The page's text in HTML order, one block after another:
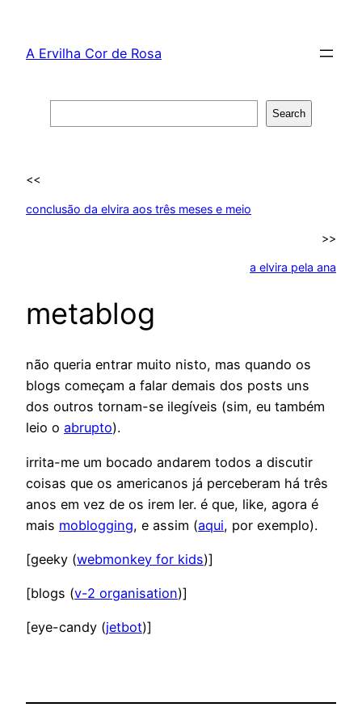
content
A Ervilha Cor de Rosa
Search
<<
conclusão da elvira aos três meses e meio
>>
a elvira pela ana
metablog
não queria entrar muito nisto, mas quando os
blogs começam a falar demais dos posts uns
dos outros tornam-se ilegíveis (sim, eu também
leio o abrupto).
irrita-me um bocado andarem todos a discutir
coisas que os americanos já perceberam há três
anos em vez de os irem ler. é que, like, agora é
mais moblogging, e assim (aqui, por exemplo).
[geeky (webmonkey for kids)]
[blogs (v-2 organisation)]
[eye-candy (jetbot)]